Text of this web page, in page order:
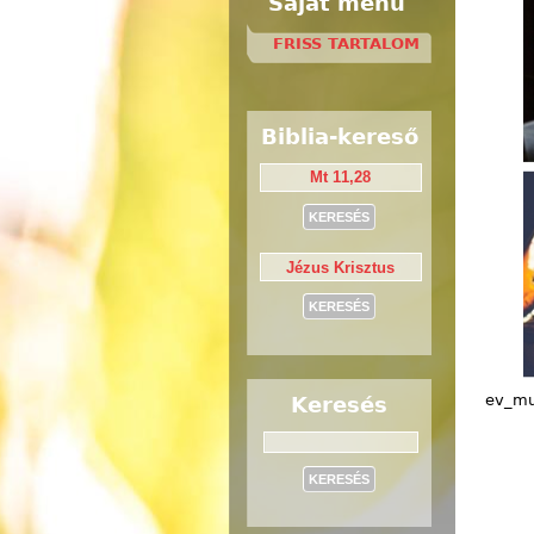
FRISS TARTALOM
Biblia-kereső
Keresés